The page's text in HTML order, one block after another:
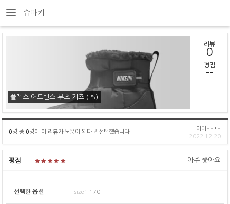
슈마커
플렉스 어드밴스 부츠 키즈 (PS)
리뷰
0
평점
--
0명 중 0명이 이 리뷰가 도움이 된다고 선택했습니다
이미****
2022.12.20
평점 아주 좋아요
선택한 옵션 size: 170